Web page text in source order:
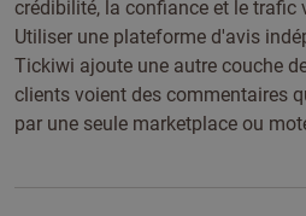
crédibilité, la confiance et le trafic
Utiliser une plateforme d'avis
Tickiwi ajoute une autre couche
clients voient des commentaires
par une seule marketplace ou